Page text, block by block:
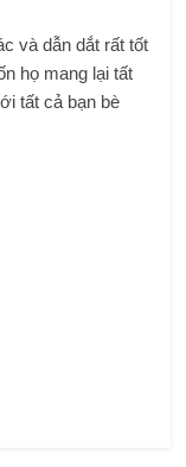
và dẫn dắt rất tốt
họ mang lại tất
tất cả bạn bè